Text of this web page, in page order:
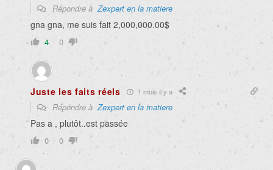
Répondre àZexpert en la matiere
gna gna, me suis fait 2,000,000.00$
4 0
Juste les faits réels 1 mois il y a
Répondre àZexpert en la matiere
Pas a , plutôt..est passée
0 0